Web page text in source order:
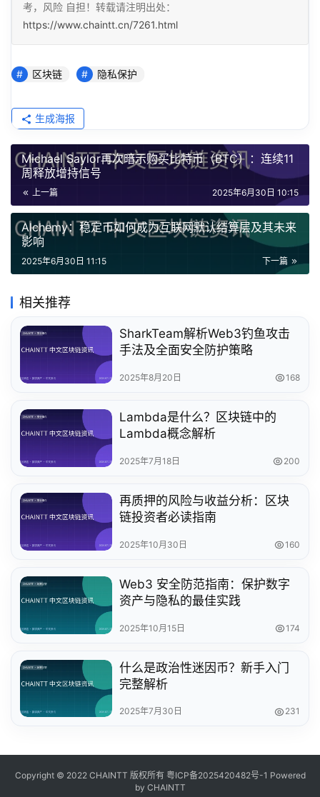
考，风险 自担！转载请注明出处：
https://www.chaintt.cn/7261.html
区块链 隐私保护
生成海报
Michael Saylor再次暗示购买比特币（BTC）：连续11
周释放增持信号
上一篇 2025年6月30日 10:15
Alchemy：稳定币如何成为互联网默认结算层及其未来
影响
下一篇
2025年6月30日 11:15
相关推荐
SharkTeam解析Web3钓鱼攻击
手法及全面安全防护策略
2025年8月20日 168
Lambda是什么？区块链中的
Lambda概念解析
2025年7月18日 200
再质押的风险与收益分析：区块
链投资者必读指南
2025年10月30日 160
Web3 安全防范指南：保护数字
资产与隐私的最佳实践
2025年10月15日 174
什么是政治性迷因币？新手入门
完整解析
2025年7月30日 231
Copyright © 2022 CHAINTT 版权所有 粤ICP备2025420482号-1 Powered
by CHAINTT